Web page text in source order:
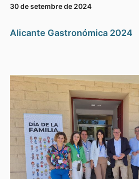
30 de setembre de 2024
Alicante Gastronómica 2024